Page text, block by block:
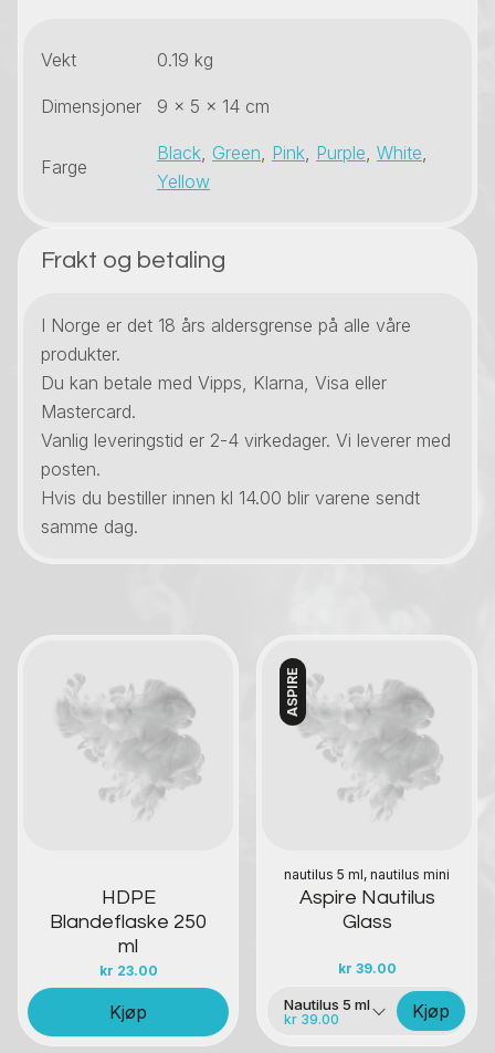
Vekt 0.19 kg
Dimensjoner 9 × 5 × 14 cm
Farge
Black, Green, Pink, Purple, White,
Yellow
Frakt og betaling
I Norge er det 18 års aldersgrense på alle våre
produkter.
Du kan betale med Vipps, Klarna, Visa eller
Mastercard.
Vanlig leveringstid er 2-4 virkedager. Vi leverer med
posten.
Hvis du bestiller innen kl 14.00 blir varene sendt
samme dag.
HDPE
Blandeflaske 250
ml
kr 23.00
Kontakt oss
Kjøp
ASPIRE
nautilus 5 ml, nautilus mini
Aspire Nautilus
Glass
kr 39.00
Kontakt oss
Nautilus 5 ml
kr 39.00 Kjøp